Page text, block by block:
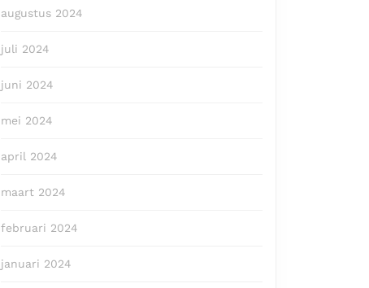
augustus 2024
juli 2024
juni 2024
mei 2024
april 2024
maart 2024
februari 2024
januari 2024